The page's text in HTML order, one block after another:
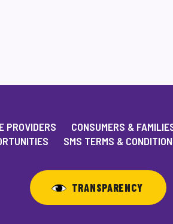
PROVIDERS CONSUMERS &
SMS TERMS &
TRANSPARENCY